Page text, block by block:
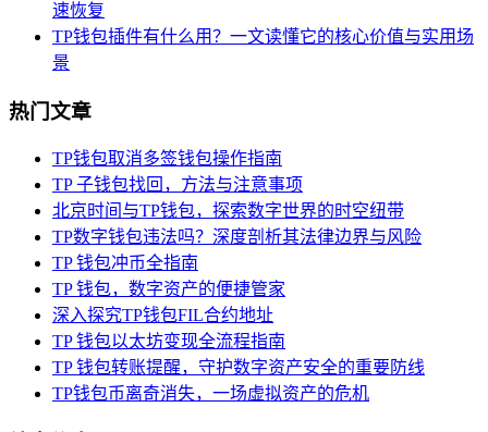
速恢复
TP钱包插件有什么用？一文读懂它的核心价值与实用场
景
热门文章
TP钱包取消多签钱包操作指南
TP 子钱包找回，方法与注意事项
北京时间与TP钱包，探索数字世界的时空纽带
TP数字钱包违法吗？深度剖析其法律边界与风险
TP 钱包冲币全指南
TP 钱包，数字资产的便捷管家
深入探究TP钱包FIL合约地址
TP 钱包以太坊变现全流程指南
TP 钱包转账提醒，守护数字资产安全的重要防线
TP钱包币离奇消失，一场虚拟资产的危机